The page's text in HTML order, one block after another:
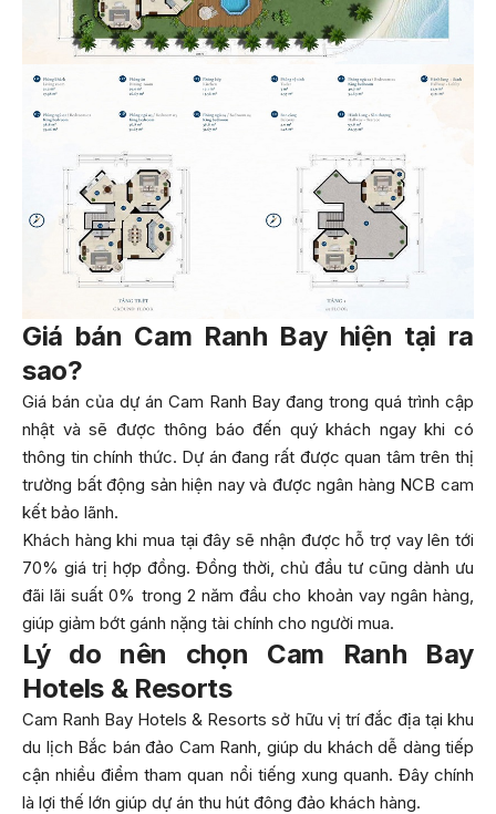
Giá bán Cam Ranh Bay hiện tại ra
sao?
Giá bán của dự án Cam Ranh Bay đang trong quá trình cập
nhật và sẽ được thông báo đến quý khách ngay khi có
thông tin chính thức. Dự án đang rất được quan tâm trên thị
trường bất động sản hiện nay và được ngân hàng NCB cam
kết bảo lãnh.
Khách hàng khi mua tại đây sẽ nhận được hỗ trợ vay lên tới
70% giá trị hợp đồng. Đồng thời, chủ đầu tư cũng dành ưu
đãi lãi suất 0% trong 2 năm đầu cho khoản vay ngân hàng,
giúp giảm bớt gánh nặng tài chính cho người mua.
Lý do nên chọn Cam Ranh Bay
Hotels & Resorts
Cam Ranh Bay Hotels & Resorts sở hữu vị trí đắc địa tại khu
du lịch Bắc bán đảo Cam Ranh, giúp du khách dễ dàng tiếp
cận nhiều điểm tham quan nổi tiếng xung quanh. Đây chính
là lợi thế lớn giúp dự án thu hút đông đảo khách hàng.